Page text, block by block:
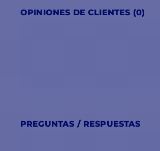
OPINIONES DE CLIENTES (0)
PREGUNTAS / RESPUESTAS